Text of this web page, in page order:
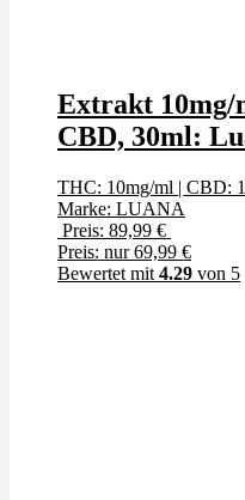
Extrakt 10mg/
CBD, 30ml:
THC: 10mg/ml | CBD:
Marke: LUANA
Preis: 89,99 €
Preis: nur 69,99 €
Bewertet mit 4.29 von 5